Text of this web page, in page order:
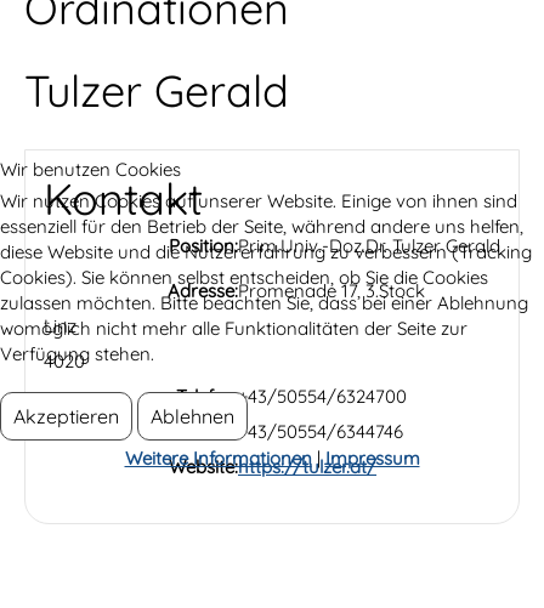
Tulzer Gerald
Kontakt
Position:Prim.Univ.-Doz.Dr. Tulzer Gerald
Adresse:Promenade 17, 3.Stock
Linz
4020
Telefon:+43/50554/6324700
Fax:
+43/50554/6344746
Website:https://tulzer.at/
Wir benutzen Cookies
Wir nutzen Cookies auf unserer Website. Einige von ihnen sind
essenziell für den Betrieb der Seite, während andere uns helfen,
diese Website und die Nutzererfahrung zu verbessern (Tracking
Cookies). Sie können selbst entscheiden, ob Sie die Cookies
zulassen möchten. Bitte beachten Sie, dass bei einer Ablehnung
womöglich nicht mehr alle Funktionalitäten der Seite zur
Verfügung stehen.
Akzeptieren Ablehnen
Weitere Informationen|Impressum